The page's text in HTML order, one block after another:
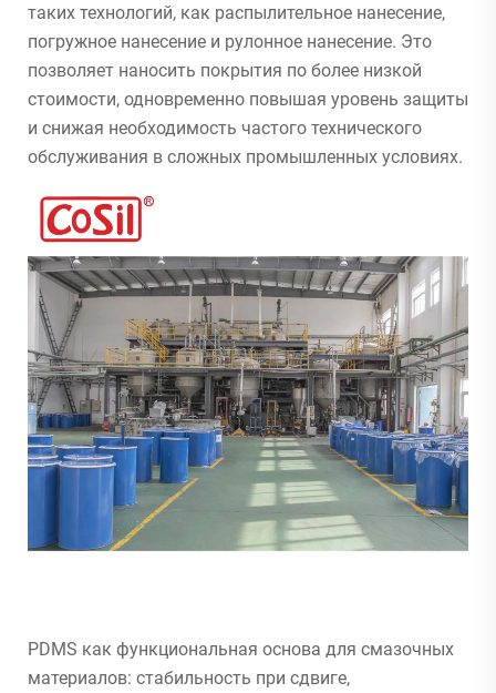
таких технологий, как распылительное нанесение,
погружное нанесение и рулонное нанесение. Это
позволяет наносить покрытия по более низкой
стоимости, одновременно повышая уровень защиты
и снижая необходимость частого технического
обслуживания в сложных промышленных условиях.
PDMS как функциональная основа для смазочных
материалов: стабильность при сдвиге,